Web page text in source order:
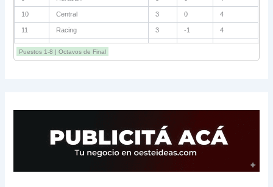
10 Riestra 3 +1 3
11 Estudiantes 3 0 3
12 Lanús 3 -1 3
13 San Lorenzo 3 -1 3
Puestos 1-8 | Octavos de Final